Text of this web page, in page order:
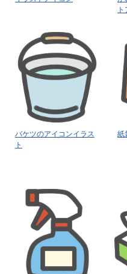
バケツのアイコンイラス
ト
紙